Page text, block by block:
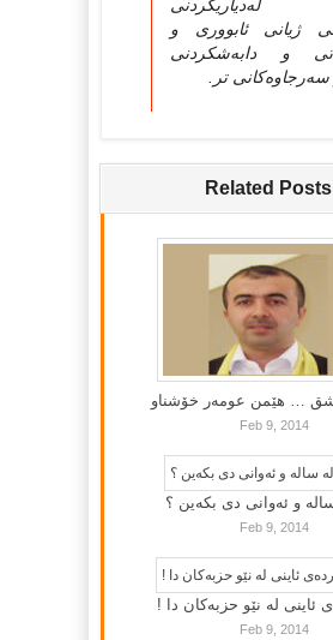
له‌دیاریکردنی
ژیانی ئابووری و
و دابه‌شکردنی
تر.
Related Posts
… هێمن عومه‌ر خۆشناو
Feb 9, 2014
و ئەوانی دی بكەین ؟
Feb 9, 2014
ئاینی لە نێو حزبەکان دا !
Feb 9, 2014